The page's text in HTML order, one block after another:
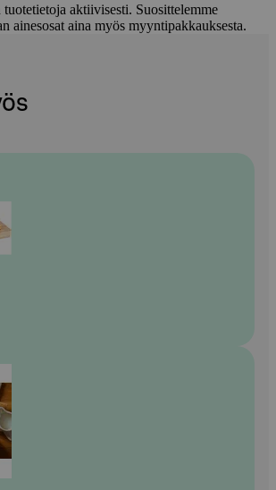
aktiivisesti. Suosittelemme
ainesosat aina myös myyntipakkauksesta.